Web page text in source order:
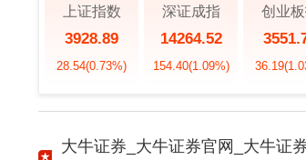
上证指数
3928.89
28.54(0.73%)
深证成指
14264.52
154.40(1.09%)
创业
36.19
大牛证券_大牛证券官网_大牛证